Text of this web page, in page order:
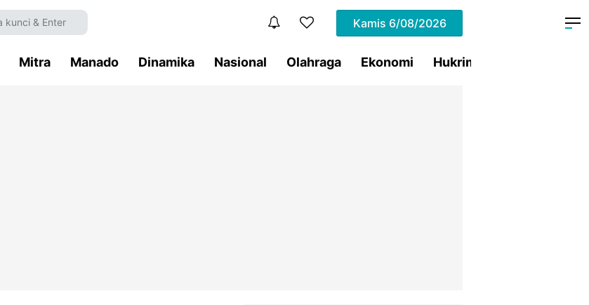
Kamis 6/08/2026
Mitra Manado Dinamika Nasional Olahraga Ekonomi Hukrim